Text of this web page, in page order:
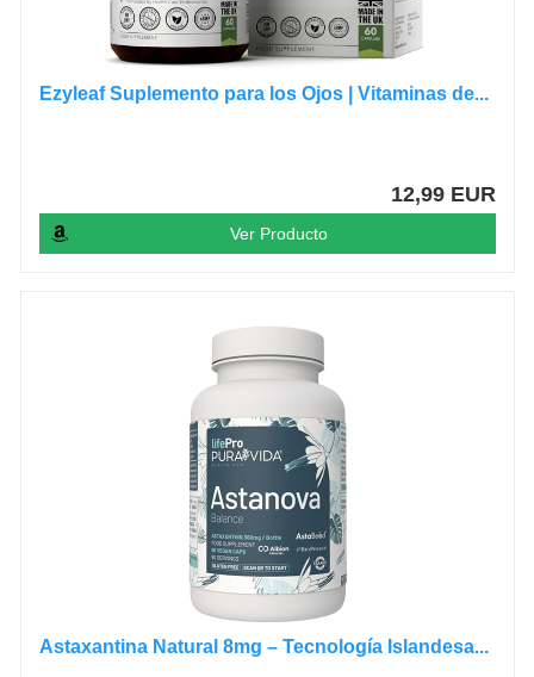
Ezyleaf Suplemento para los Ojos | Vitaminas de...
12,99 EUR
Ver Producto
Astaxantina Natural 8mg – Tecnología Islandesa...